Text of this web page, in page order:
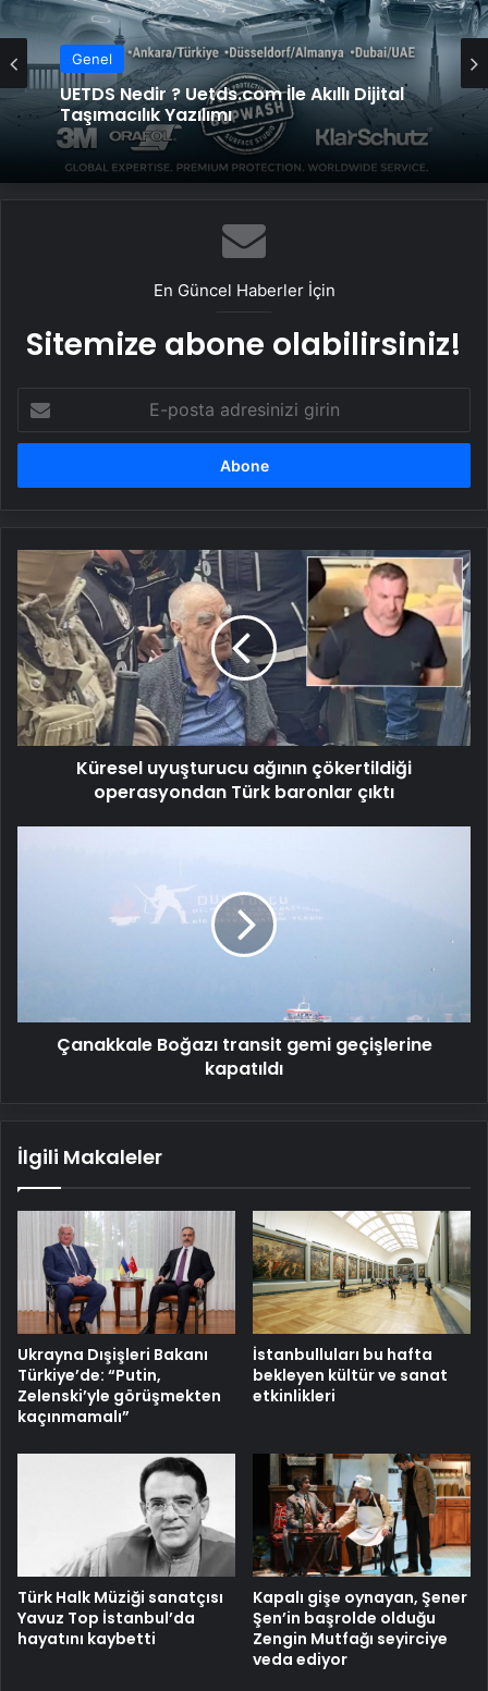
Genel
UETDS Nedir ? Uetds.com İle Akıllı Dijital
Taşımacılık Yazılımı
En Güncel Haberler İçin
Sitemize abone olabilirsiniz!
posta
adresinizi
Küresel
uyuşturucu
ağının
çökertildiği
operasyondan
Türk
baronlar
çıktı
Küresel uyuşturucu ağının çökertildiği
operasyondan Türk baronlar çıktı
Çanakkale Boğazı transit gemi geçişlerine
kapatıldı
İlgili Makaleler
Ukrayna Dışişleri Bakanı
Türkiye’de: “Putin,
Zelenski’yle görüşmekten
kaçınmamalı”
İstanbulluları bu hafta
bekleyen kültür ve sanat
etkinlikleri
Türk Halk Müziği sanatçısı
Yavuz Top İstanbul’da
hayatını kaybetti
Kapalı gişe oynayan, Şener
Şen’in başrolde olduğu
Zengin Mutfağı seyirciye
veda ediyor